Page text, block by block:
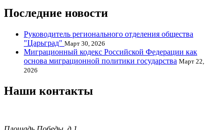
Последние новости
Руководитель регионального отделения общества
"Царьград" Март 30, 2026
Миграционный кодекс Российской Федерации как
основа миграционной политики государства Март 22,
2026
Наши контакты